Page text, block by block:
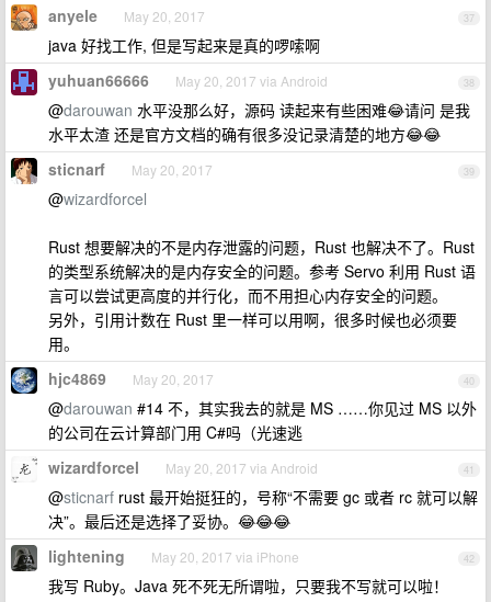
37
anyele May 20, 2017
java 好找工作, 但是写起来是真的啰嗦啊
38
yuhuan66666 May 20, 2017 via Android
@darouwan 水平没那么好，源码 读起来有些困难😂请问 是我
水平太渣 还是官方文档的确有很多没记录清楚的地方😂😂
39
sticnarf May 20, 2017
@wizardforcel
Rust 想要解决的不是内存泄露的问题，Rust 也解决不了。Rust
的类型系统解决的是内存安全的问题。参考 Servo 利用 Rust 语
言可以尝试更高度的并行化，而不用担心内存安全的问题。
另外，引用计数在 Rust 里一样可以用啊，很多时候也必须要
用。
40
hjc4869 May 20, 2017
@darouwan #14 不，其实我去的就是 MS ……你见过 MS 以外
的公司在云计算部门用 C#吗（光速逃
41
wizardforcel May 20, 2017 via Android
@sticnarf rust 最开始挺狂的，号称“不需要 gc 或者 rc 就可以解
决”。最后还是选择了妥协。😂😂😂
42
lightening May 20, 2017 via iPhone
我写 Ruby。Java 死不死无所谓啦，只要我不写就可以啦！